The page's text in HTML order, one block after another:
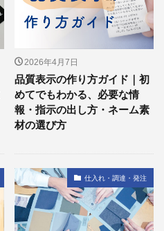
2026年4月7日
品質表示の作り方ガイド｜初
めてでもわかる、必要な情
報・指示の出し方・ネーム素
材の選び方
仕入れ・調達・発注